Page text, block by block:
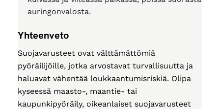
auringonvalosta.
Yhteenveto
Suojavarusteet ovat välttämättömiä
pyöräilijöille, jotka arvostavat turvallisuutta ja
haluavat vähentää loukkaantumisriskiä. Olipa
kyseessä maasto-, maantie- tai
kaupunkipyöräily, oikeanlaiset suojavarusteet